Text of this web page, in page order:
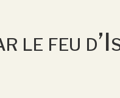
le feu